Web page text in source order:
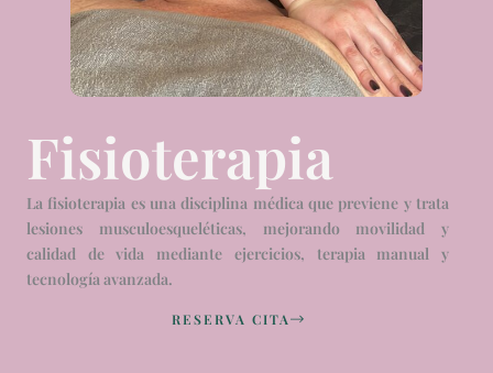
Fisioterapia
La fisioterapia es una disciplina médica que previene y trata
lesiones musculoesqueléticas, mejorando movilidad y
calidad de vida mediante ejercicios, terapia manual y
tecnología avanzada.
RESERVA CITA